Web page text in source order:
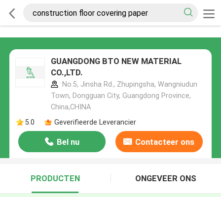
GUANGDONG BTO NEW MATERIAL
CO.,LTD.
No.5, Jinsha Rd., Zhupingsha, Wangniudun
Town, Dongguan City, Guangdong Province,
China,CHINA
5.0
Geverifieerde Leverancier
Bel nu Contacteer ons
PRODUCTEN ONGEVEER ONS